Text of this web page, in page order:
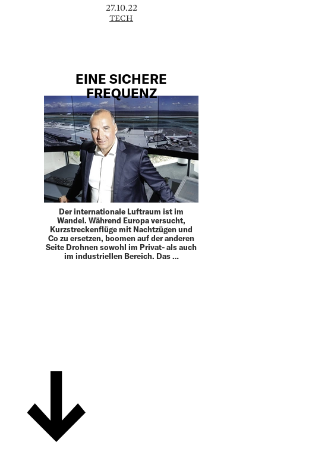
27.10.22
TECH
EINE SICHERE
FREQUENZ
Der internationale Luftraum ist im
Wandel. Während Europa versucht,
Kurzstreckenflüge mit Nachtzügen und
Co zu ersetzen, boomen auf der anderen
Seite Drohnen sowohl im Privat- als auch
im industriellen Bereich. Das …